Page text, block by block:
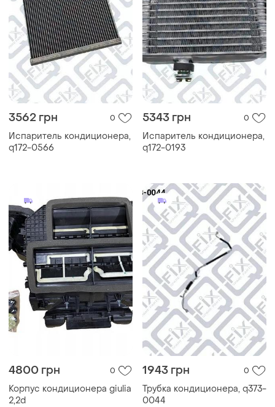
3562 грн 0
Испаритель кондиционера,
q172-0566
5343 грн 0
Испаритель кондиционера,
q172-0193
4800 грн 0
Корпус кондиционера giulia
2,2d
1943 грн 0
Трубка кондиционера, q373-
0044